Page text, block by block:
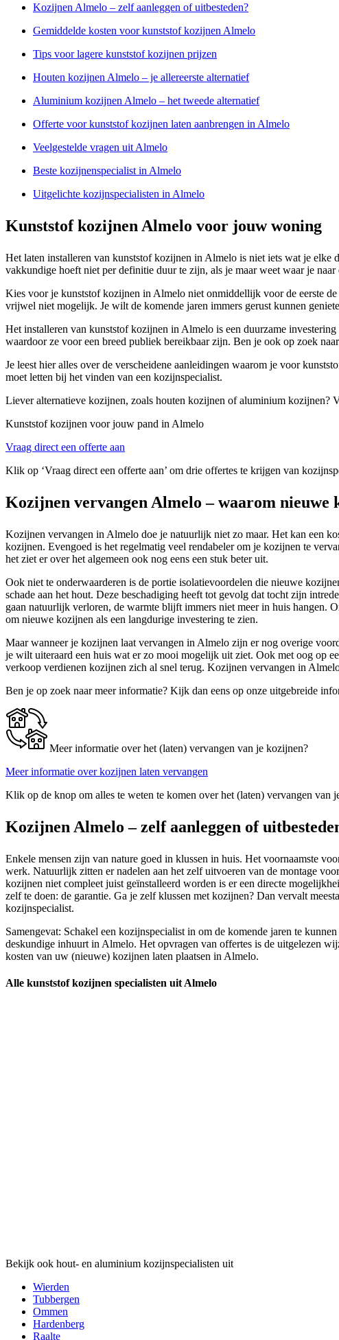
Kozijnen Almelo – zelf aanleggen of uitbesteden?
Gemiddelde kosten voor kunststof kozijnen Almelo
Tips voor lagere kunststof kozijnen prijzen
Houten kozijnen Almelo – je allereerste alternatief
Aluminium kozijnen Almelo – het tweede alternatief
Offerte voor kunststof kozijnen laten aanbrengen in Almelo
Veelgestelde vragen uit Almelo
Beste kozijnenspecialist in Almelo
Uitgelichte kozijnspecialisten in Almelo
Kunststof kozijnen Almelo voor jouw woning
Het laten installeren van kunststof kozijnen in Almelo is niet iets wat je elke
vakkundige hoeft niet per definitie duur te zijn, als je maar weet waar je naar
Kies voor je kunststof kozijnen in Almelo niet onmiddellijk voor de eerste
vrijwel niet mogelijk. Je wilt de komende jaren immers gerust kunnen
Het installeren van kunststof kozijnen in Almelo is een duurzame
waardoor ze voor een breed publiek bereikbaar zijn. Ben je ook op zoek
Je leest hier alles over de verscheidene aanleidingen waarom je voor
moet letten bij het vinden van een kozijnspecialist.
Liever alternatieve kozijnen, zoals houten kozijnen of aluminium kozijnen?
Kunststof kozijnen voor jouw pand in Almelo
Vraag direct een offerte aan
Klik op ‘Vraag direct een offerte aan’ om drie offertes te krijgen van
Kozijnen vervangen Almelo – waarom nieuwe
Kozijnen vervangen in Almelo doe je natuurlijk niet zo maar. Het kan een
kozijnen. Evengoed is het regelmatig veel rendabeler om je kozijnen te
het ziet er over het algemeen ook nog eens een stuk beter uit.
Ook niet te onderwaarderen is de portie isolatievoordelen die nieuwe
schade aan het hout. Deze beschadiging heeft tot gevolg dat tocht zijn
gaan natuurlijk verloren, de warmte blijft immers niet meer in huis hangen.
om nieuwe kozijnen als een langdurige investering te zien.
Maar wanneer je kozijnen laat vervangen in Almelo zijn er nog overige
je wilt uiteraard een huis wat er zo mooi mogelijk uit ziet. Ook met oog op
verkoop verdienen kozijnen zich al snel terug. Kozijnen vervangen in
Ben je op zoek naar meer informatie? Kijk dan eens op onze uitgebreide
Meer informatie over het (laten) vervangen van je kozijnen?
Meer informatie over kozijnen laten vervangen
Klik op de knop om alles te weten te komen over het (laten) vervangen van
Kozijnen Almelo – zelf aanleggen of
Enkele mensen zijn van nature goed in klussen in huis. Het voornaamste
werk. Natuurlijk zitten er nadelen aan het zelf uitvoeren van de montage
kozijnen niet compleet juist geïnstalleerd worden is er een directe
zelf te doen: de garantie. Ga je zelf klussen met kozijnen? Dan vervalt
kozijnspecialist.
Samengevat: Schakel een kozijnspecialist in om de komende jaren te
deskundige inhuurt in Almelo. Het opvragen van offertes is de uitgelezen
kosten van uw (nieuwe) kozijnen laten plaatsen in Almelo.
Alle kunststof kozijnen specialisten uit Almelo
Bekijk ook hout- en aluminium kozijnspecialisten uit
Wierden
Tubbergen
Ommen
Hardenberg
Raalte